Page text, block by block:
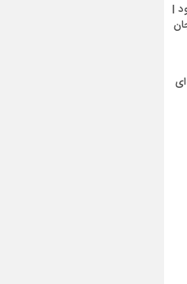
|